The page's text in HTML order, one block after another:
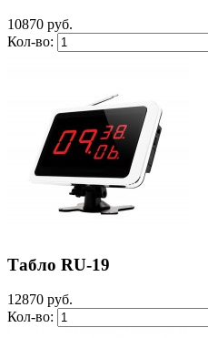
10870 руб.
Кол-во:
Табло RU-19
12870 руб.
Кол-во: